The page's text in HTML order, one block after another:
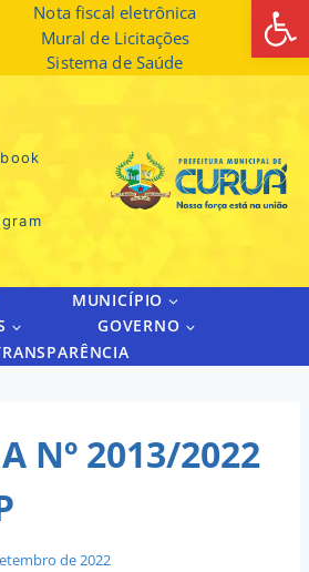
Nota fiscal eletrônica
Mural de Licitações
Sistema de Saúde
MUNICÍPIO
GOVERNO
Nº 2013/2022
de 2022